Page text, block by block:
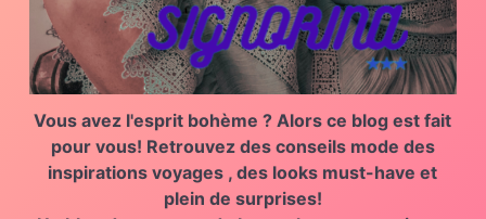
Vous avez l'esprit bohème ? Alors ce blog est fait
pour vous! Retrouvez des conseils mode des
inspirations voyages , des looks must-have et
plein de surprises!